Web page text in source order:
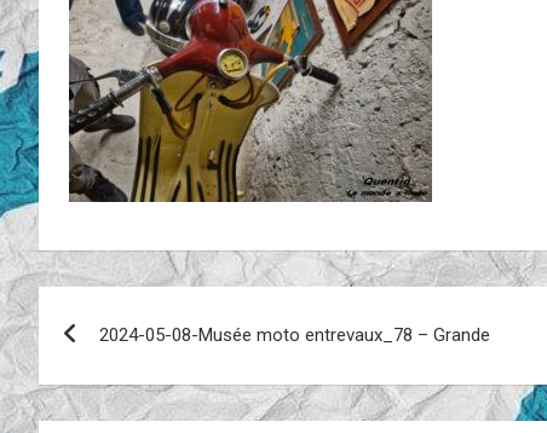
l’article
2024-05-08-Musée moto entrevaux_78 – Grande